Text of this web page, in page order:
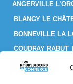
ANGERVILLE
BLANGY LE
BONNEVILLE LA
COUDRAY RABUT
FÉCAMP
FIRFOL